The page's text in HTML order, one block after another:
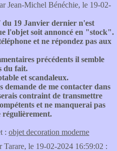
Jean-Michel Bénéchie, le 19-02-
du 19 Janvier dernier n'est
l'objet soit annoncé en "stock".
et ne répondez pas aux
précédents il semble
du fait.
et scandaleux.
demande de me contacter dans
contraint de transmettre
et ne manquerai pas
: objet decoration moderne
Tarare, le 19-02-2024 16:59:02 :